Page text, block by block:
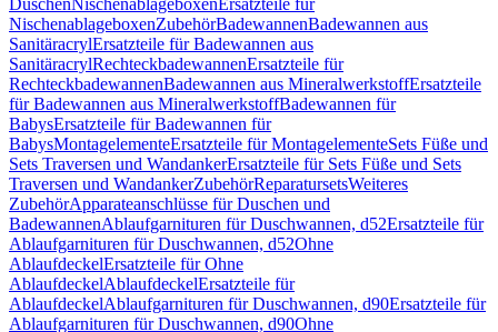
DuschenNischenablageboxenErsatzteile für
NischenablageboxenZubehörBadewannenBadewannen aus
SanitäracrylErsatzteile für Badewannen aus
SanitäracrylRechteckbadewannenErsatzteile für
RechteckbadewannenBadewannen aus MineralwerkstoffErsatzteile
für Badewannen aus MineralwerkstoffBadewannen für
BabysErsatzteile für Badewannen für
BabysMontagelementeErsatzteile für MontagelementeSets Füße und
Sets Traversen und WandankerErsatzteile für Sets Füße und Sets
Traversen und WandankerZubehörReparatursetsWeiteres
ZubehörApparateanschlüsse für Duschen und
BadewannenAblaufgarnituren für Duschwannen, d52Ersatzteile für
Ablaufgarnituren für Duschwannen, d52Ohne
AblaufdeckelErsatzteile für Ohne
AblaufdeckelAblaufdeckelErsatzteile für
AblaufdeckelAblaufgarnituren für Duschwannen, d90Ersatzteile für
Ablaufgarnituren für Duschwannen, d90Ohne